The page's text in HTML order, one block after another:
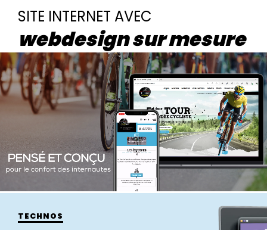
SITE INTERNET AVEC
webdesign sur mesure
TECHNOS